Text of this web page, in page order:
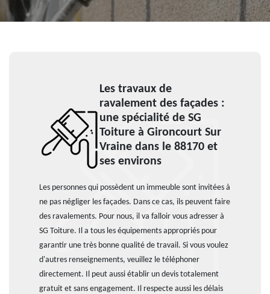
Les travaux de
ravalement des façades :
une spécialité de SG
Toiture à Gironcourt Sur
Vraine dans le 88170 et
ses environs
Les personnes qui possèdent un immeuble sont invitées à
ne pas négliger les façades. Dans ce cas, ils peuvent faire
des ravalements. Pour nous, il va falloir vous adresser à
SG Toiture. Il a tous les équipements appropriés pour
garantir une très bonne qualité de travail. Si vous voulez
d'autres renseignements, veuillez le téléphoner
directement. Il peut aussi établir un devis totalement
gratuit et sans engagement. Il respecte aussi les délais